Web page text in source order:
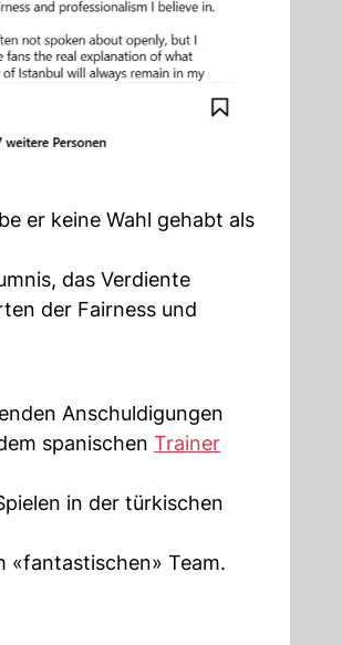
er keine Wahl gehabt als
das Verdiente
der Fairness und
Anschuldigungen
spanischen Trainer
in der türkischen
«fantastischen» Team.